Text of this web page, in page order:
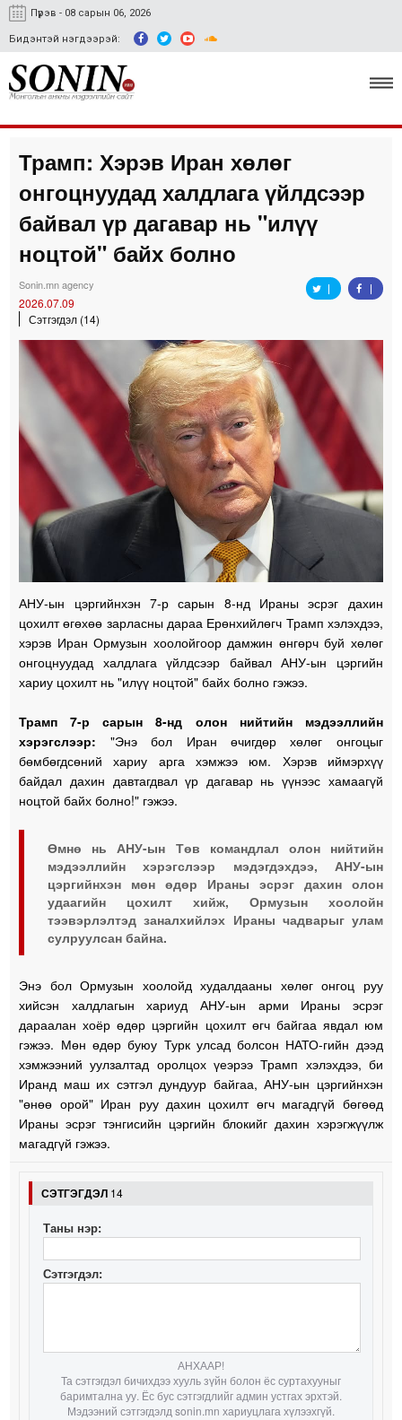
Пүрэв - 08 сарын 06, 2026
Бидэнтэй нэгдээрэй:
Улс төр, эдийн засаг
Гэмт хэрэг
Нийгэм, соёл
Трамп: Хэрэв Иран хөлөг
онгоцнуудад халдлага үйлдсээр
байвал үр дагавар нь "илүү
ноцтой" байх болно
Sonin.mn agency
2026.07.09
Сэтгэгдэл (14)
АНУ-ын цэргийнхэн 7-р сарын 8-нд Ираны эсрэг дахин
цохилт өгөхөө зарласны дараа Ерөнхийлөгч Трамп хэлэхдээ,
хэрэв Иран Ормузын хоолойгоор дамжин өнгөрч буй хөлөг
онгоцнуудад халдлага үйлдсээр байвал АНУ-ын цэргийн
хариу цохилт нь "илүү ноцтой" байх болно гэжээ.
Трамп 7-р сарын 8-нд олон нийтийн мэдээллийн
хэрэгслээр: "Энэ бол Иран өчигдөр хөлөг онгоцыг
бөмбөгдсөний хариу арга хэмжээ юм. Хэрэв иймэрхүү
байдал дахин давтагдвал үр дагавар нь үүнээс хамаагүй
ноцтой байх болно!" гэжээ.
Өмнө нь АНУ-ын Төв командлал олон нийтийн
мэдээллийн хэрэгслээр мэдэгдэхдээ, АНУ-ын
цэргийнхэн мөн өдөр Ираны эсрэг дахин олон
удаагийн цохилт хийж, Ормузын хоолойн
тээвэрлэлтэд заналхийлэх Ираны чадварыг улам
сулруулсан байна.
Энэ бол Ормузын хоолойд худалдааны хөлөг онгоц руу
хийсэн халдлагын хариуд АНУ-ын арми Ираны эсрэг
дараалан хоёр өдөр цэргийн цохилт өгч байгаа явдал юм
гэжээ. Мөн өдөр буюу Турк улсад болсон НАТО-гийн дээд
хэмжээний уулзалтад оролцох үеэрээ Трамп хэлэхдээ, би
Иранд маш их сэтгэл дундуур байгаа, АНУ-ын цэргийнхэн
"өнөө орой" Иран руу дахин цохилт өгч магадгүй бөгөөд
Ираны эсрэг тэнгисийн цэргийн блокийг дахин хэрэгжүүлж
магадгүй гэжээ.
СЭТГЭГДЭЛ 14
Таны нэр:
Сэтгэгдэл:
АНХААР!
Та сэтгэгдэл бичихдээ хууль зүйн болон ёс суртахууныг
баримтална уу. Ёс бус сэтгэгдлийг админ устгах эрхтэй.
Мэдээний сэтгэгдэлд sonin.mn хариуцлага хүлээхгүй.